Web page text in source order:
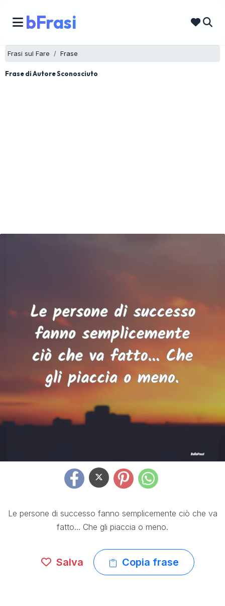
bFrasi
Frasi sul Fare Frase
Frase di Autore Sconosciuto
Le persone di successo fanno semplicemente ciò che va
fatto... Che gli piaccia o meno.
Salva Copia frase